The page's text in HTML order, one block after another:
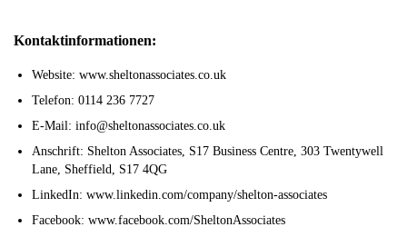
Kontaktinformationen:
Website: www.sheltonassociates.co.uk
Telefon: 0114 236 7727
E-Mail: info@sheltonassociates.co.uk
Anschrift: Shelton Associates, S17 Business Centre, 303 Twentywell
Lane, Sheffield, S17 4QG
LinkedIn: www.linkedin.com/company/shelton-associates
Facebook: www.facebook.com/SheltonAssociates